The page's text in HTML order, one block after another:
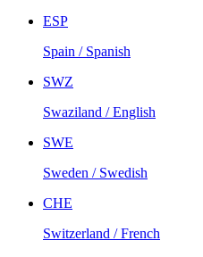
ESP
Spain / Spanish
SWZ
Swaziland / English
SWE
Sweden / Swedish
CHE
Switzerland / French